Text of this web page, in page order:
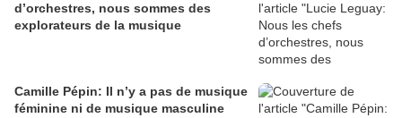
d’orchestres, nous sommes des
explorateurs de la musique
Camille Pépin: Il n’y a pas de musique
féminine ni de musique masculine